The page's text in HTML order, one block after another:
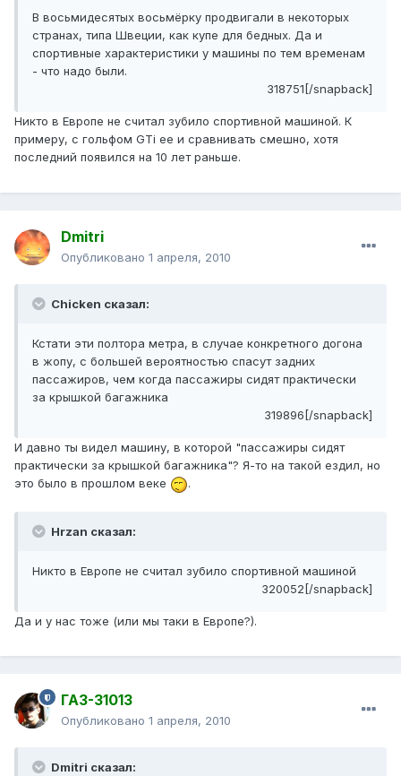
В восьмидесятых восьмёрку продвигали в некоторых
странах, типа Швеции, как купе для бедных. Да и
спортивные характеристики у машины по тем временам
- что надо были.
318751[/snapback]
Никто в Европе не считал зубило спортивной машиной. К
примеру, с гольфом GTi ее и сравнивать смешно, хотя
последний появился на 10 лет раньше.
Dmitri
Опубликовано 1 апреля, 2010
Chicken сказал:
Кстати эти полтора метра, в случае конкретного догона
в жопу, с большей вероятностью спасут задних
пассажиров, чем когда пассажиры сидят практически
за крышкой багажника
319896[/snapback]
И давно ты видел машину, в которой "пассажиры сидят
практически за крышкой багажника"? Я-то на такой ездил, но
это было в прошлом веке
.
Hrzan сказал:
Никто в Европе не считал зубило спортивной машиной
320052[/snapback]
Да и у нас тоже (или мы таки в Европе?).
ГАЗ-31013
Опубликовано 1 апреля, 2010
Dmitri сказал: